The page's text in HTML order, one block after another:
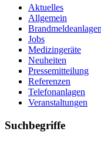
Aktuelles
Allgemein
Brandmeldeanlagen
Jobs
Medizingeräte
Neuheiten
Pressemitteilung
Referenzen
Telefonanlagen
Veranstaltungen
Suchbegriffe